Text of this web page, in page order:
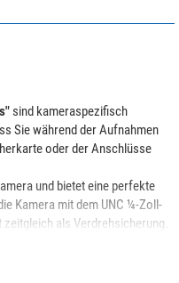
sind kameraspezifisch
Sie während der Aufnahmen
oder der Anschlüsse
und bietet eine perfekte
Kamera mit dem UNC ¼-Zoll-
als Verdrehsicherung.
weiteres Zubehör, wie